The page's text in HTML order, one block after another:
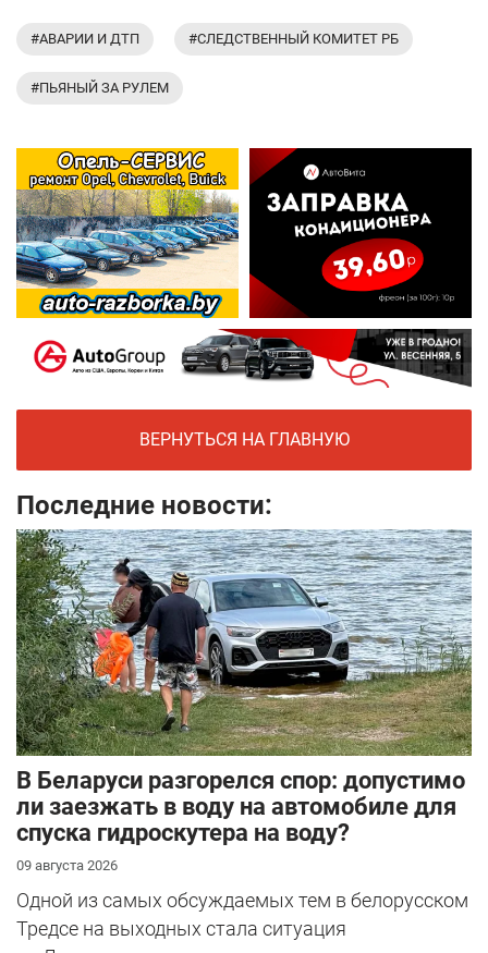
#АВАРИИ И ДТП #СЛЕДСТВЕННЫЙ КОМИТЕТ РБ
#ПЬЯНЫЙ ЗА РУЛЕМ
ВЕРНУТЬСЯ НА ГЛАВНУЮ
Последние новости:
В Беларуси разгорелся спор: допустимо
ли заезжать в воду на автомобиле для
спуска гидроскутера на воду?
09 августа 2026
Одной из самых обсуждаемых тем в белорусском
Тредсе на выходных стала ситуация